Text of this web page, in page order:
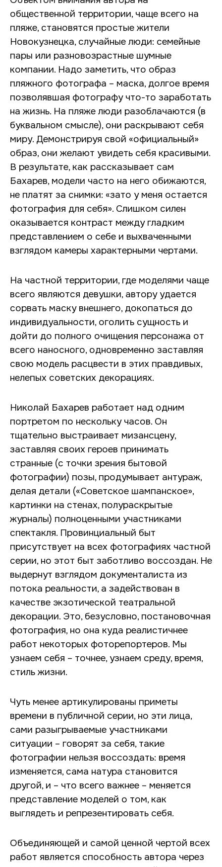
общественной территории, чаще всего на
пляже, становятся простые жители
Новокузнецка, случайные люди: семейные
пары или разновозрастные шумные
компании. Надо заметить, что образ
пляжного фотографа – маска, долгое время
позволявшая фотографу что-то заработать
на жизнь. На пляже люди разоблачаются (в
буквальном смысле), они раскрывают себя
миру. Демонстрируя свой «официальный»
образ, они желают увидеть себя красивыми.
В результате, как рассказывает сам
Бахарев, модели часто на него обижаются,
не платят за снимки: «зато у меня остается
фотография для себя». Слишком силен
оказывается контраст между гладким
представлением о себе и выхваченными
взглядом камеры характерными чертами.
На частной территории, где моделями чаще
всего являются девушки, автору удается
сорвать маску внешнего, докопаться до
индивидуальности, оголить сущность и
дойти до полного очищения персонажа от
всего наносного, одновременно заставляя
свою модель расцвести в этих правдивых,
нелепых советских декорациях.
Николай Бахарев работает над одним
портретом по нескольку часов. Он
тщательно выстраивает мизансцену,
заставляя своих героев принимать
странные (с точки зрения бытовой
фотографии) позы, продумывает антураж,
делая детали («Советское шампанское»,
картинки на стенах, полураскрытые
журналы) полноценными участниками
спектакля. Провинциальный быт
присутствует на всех фотографиях частной
серии, но этот быт заботливо воссоздан. Не
выдернут взглядом документалиста из
потока реальности, а задействован в
качестве экзотической театральной
декорации. Это, безусловно, постановочная
фотография, но она куда реалистичнее
работ некоторых фоторепортеров. Мы
узнаем себя – точнее, узнаем среду, время,
стиль жизни.
Чуть менее артикулированы приметы
времени в публичной серии, но эти лица,
сами разыгрываемые участниками
ситуации – говорят за себя, такие
фотографии нельзя воссоздать: время
изменяется, сама натура становится
другой, и – что всего важнее – меняется
представление моделей о том, как
выглядеть и репрезентировать себя.
Объединяющей и самой ценной чертой всех
работ является способность автора через